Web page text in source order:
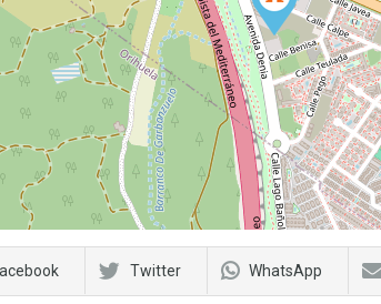
Twitter WhatsApp